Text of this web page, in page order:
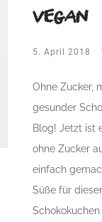
vegan
5. April 2018
Ohne Zucker,
gesunder
Blog! Jetzt ist
ohne Zucker
einfach
Süße für